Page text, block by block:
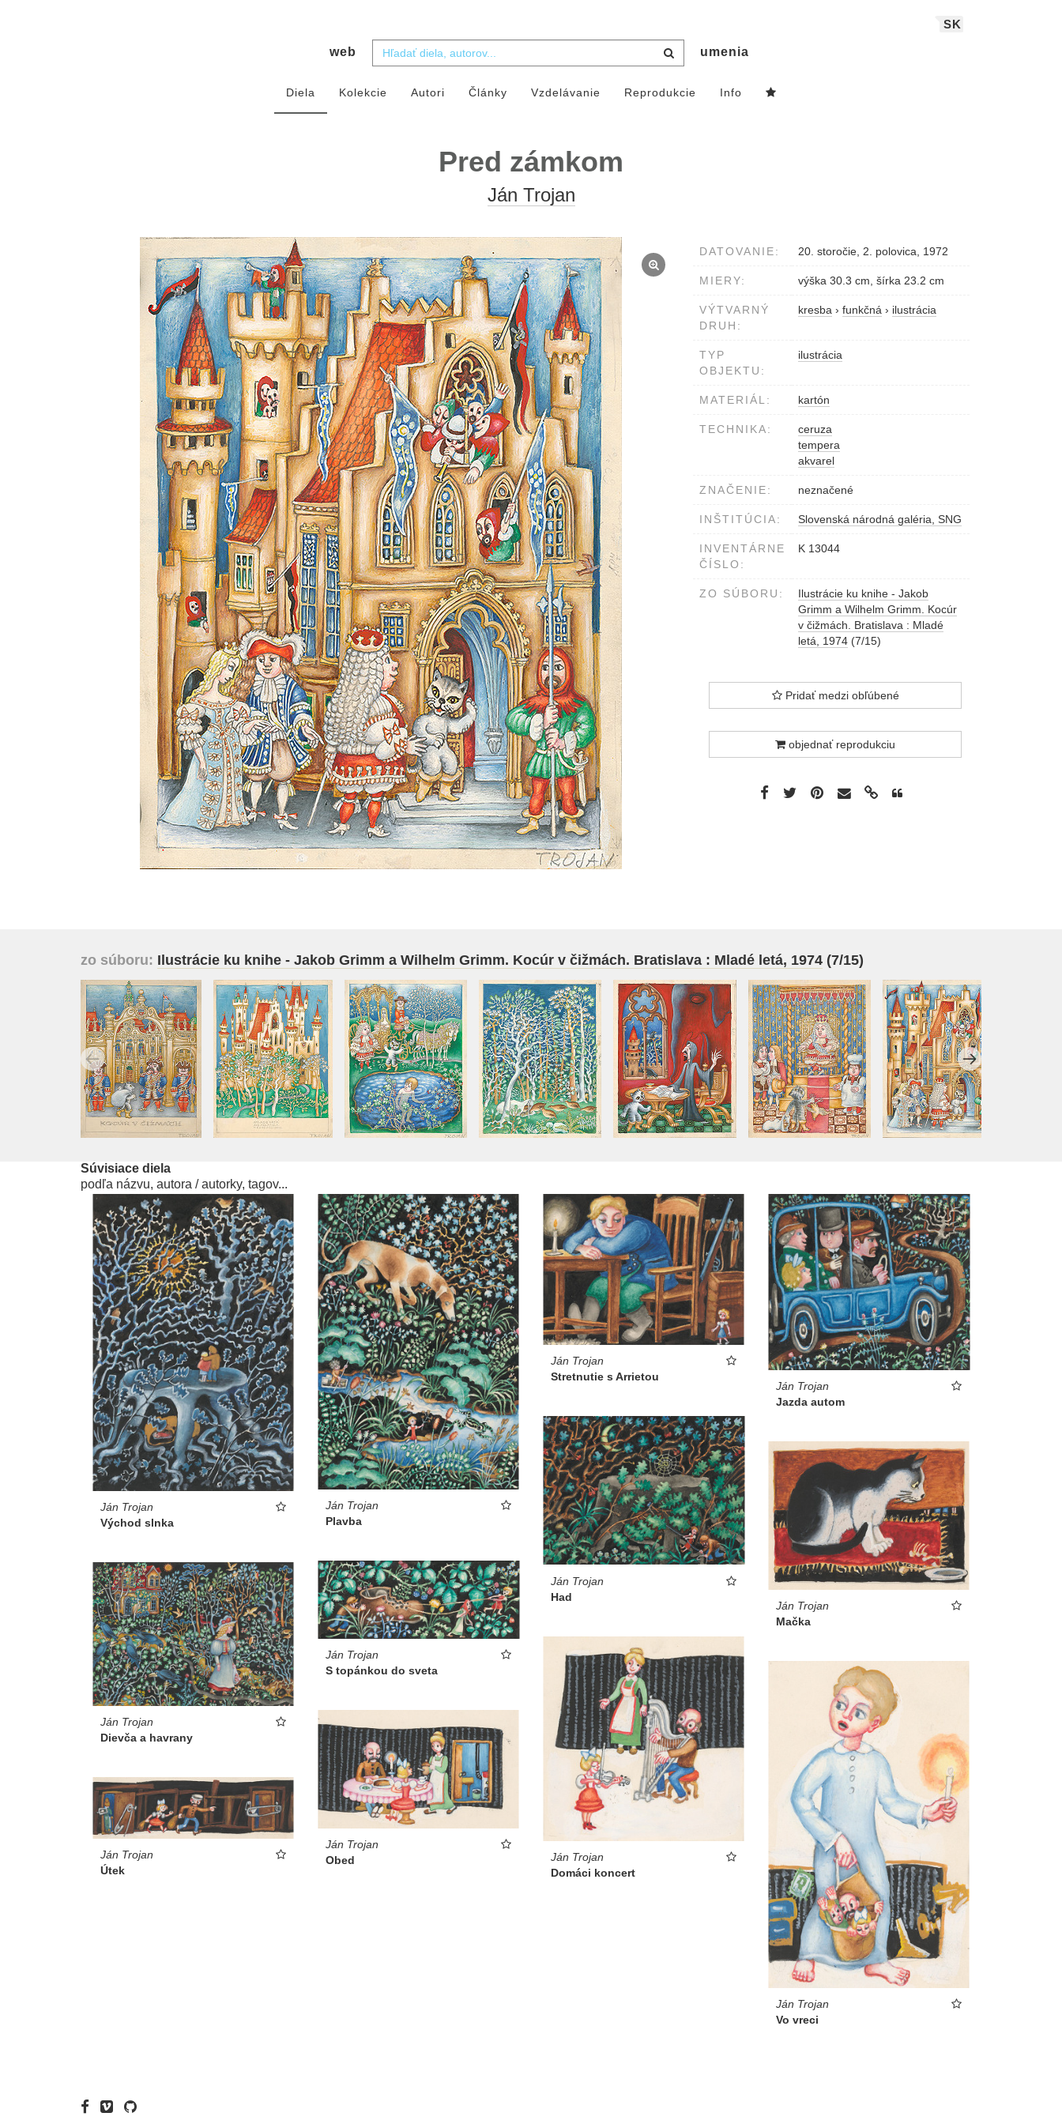
SK
web umenia
Diela Kolekcie Autori Články Vzdelávanie Reprodukcie Info
Pred zámkom
Ján Trojan
DATOVANIE: 20. storočie, 2. polovica, 1972
MIERY: výška 30.3 cm, šírka 23.2 cm
VÝTVARNÝ
DRUH:
kresba › funkčná › ilustrácia
TYP
OBJEKTU:
ilustrácia
MATERIÁL: kartón
TECHNIKA:
ceruza
tempera
akvarel
ZNAČENIE: neznačené
INŠTITÚCIA: Slovenská národná galéria, SNG
INVENTÁRNE
ČÍSLO:
K 13044
ZO SÚBORU:
Ilustrácie ku knihe - Jakob
Grimm a Wilhelm Grimm. Kocúr
v čižmách. Bratislava : Mladé
letá, 1974 (7/15)
Pridať medzi obľúbené
objednať reprodukciu
zo súboru: Ilustrácie ku knihe - Jakob Grimm a Wilhelm Grimm. Kocúr v čižmách. Bratislava : Mladé letá, 1974 (7/15)
Súvisiace diela
podľa názvu, autora / autorky, tagov...
Ján Trojan
Východ slnka
Ján Trojan
Plavba
Ján Trojan
Stretnutie s Arrietou
Ján Trojan
Jazda autom
Ján Trojan
Had
Ján Trojan
Mačka
Ján Trojan
S topánkou do sveta
Ján Trojan
Dievča a havrany
Ján Trojan
Domáci koncert
Ján Trojan
Vo vreci
Ján Trojan
Obed
Ján Trojan
Útek